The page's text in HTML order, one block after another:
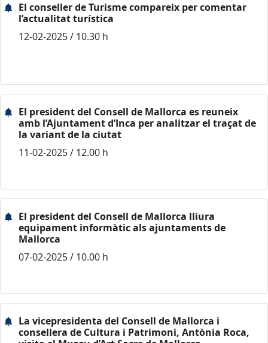
El conseller de Turisme compareix per comentar
l’actualitat turística
12-02-2025 / 10.30 h
El president del Consell de Mallorca es reuneix
amb l’Ajuntament d’Inca per analitzar el traçat de
la variant de la ciutat
11-02-2025 / 12.00 h
El president del Consell de Mallorca lliura
equipament informàtic als ajuntaments de
Mallorca
07-02-2025 / 10.00 h
La vicepresidenta del Consell de Mallorca i
consellera de Cultura i Patrimoni, Antònia Roca,